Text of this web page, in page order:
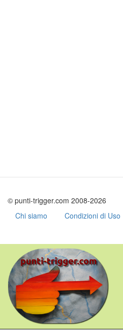
© punti-trigger.com 2008-2026
Chi siamo
Condizioni di Uso
contenuto
principale